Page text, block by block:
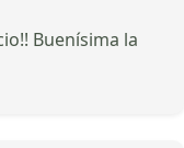
Buenísima la